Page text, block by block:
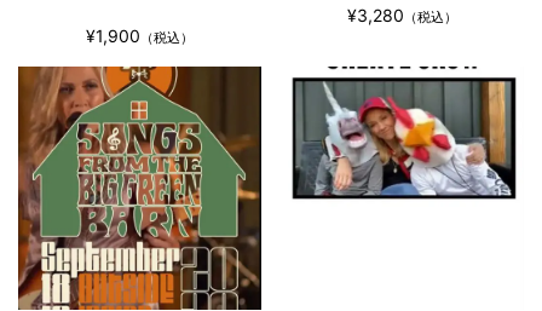
ウォーニング / 2024年4月22日 英リーズ公演 超高音質
IEM+Aud！
*NEW RELEASE (最新約3ヶ月)
2024.6.24
ビリー・ジョエル / 2024年3月24日 100Aniv. 米M.S.G公演 完全
収録！
*NEW RELEASE (最新約3ヶ月)
2024.6.24
リアム・ギャラガー / 2024年6月3日 カーディフ公演 IEM/AUD 完
全収録！
*NEW RELEASE (最新約3ヶ月)
スコーピオンズ / 2024年6月15日 リスボン公演 FHD 完全収録！
¥1,900 （税込）
¥3,280 （税込）